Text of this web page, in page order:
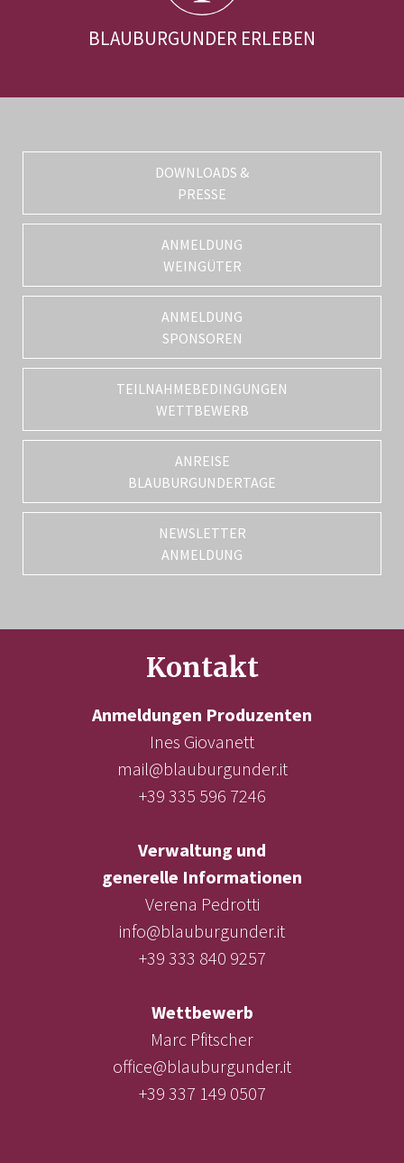
BLAUBURGUNDER ERLEBEN
DOWNLOADS &
PRESSE
ANMELDUNG
WEINGÜTER
ANMELDUNG
SPONSOREN
TEILNAHMEBEDINGUNGEN
WETTBEWERB
ANREISE
BLAUBURGUNDERTAGE
NEWSLETTER
ANMELDUNG
Kontakt
Anmeldungen Produzenten
Ines Giovanett
mail@blauburgunder.it
+39 335 596 7246
Verwaltung und
generelle Informationen
Verena Pedrotti
info@blauburgunder.it
+39 333 840 9257
Wettbewerb
Marc Pfitscher
office@blauburgunder.it
+39 337 149 0507